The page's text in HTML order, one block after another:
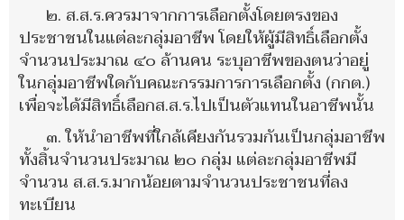
๒. ส.ส.ร.ควรมาจากการเลือกตั้งโดยตรงของ
ประชาชนในแต่ละกลุ่มอาชีพ โดยให้ผู้มีสิทธิ์เลือกตั้ง
จำนวนประมาณ ๔๐ ล้านคน ระบุอาชีพของตนว่าอยู่
ในกลุ่มอาชีพใดกับคณะกรรมการการเลือกตั้ง (กกต.)
เพื่อจะได้มีสิทธิ์เลือกส.ส.ร.ไปเป็นตัวแทนในอาชีพนั้น
๓. ให้นำอาชีพที่ใกล้เคียงกันรวมกันเป็นกลุ่มอาชีพ
ทั้งสิ้นจำนวนประมาณ ๒๐ กลุ่ม แต่ละกลุ่มอาชีพมี
จำนวน ส.ส.ร.มากน้อยตามจำนวนประชาชนที่ลง
ทะเบียน